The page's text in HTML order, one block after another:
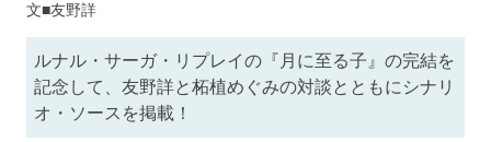
文■友野詳
ルナル・サーガ・リプレイの『月に至る子』の完結を
記念して、友野詳と柘植めぐみの対談とともにシナリ
オ・ソースを掲載！